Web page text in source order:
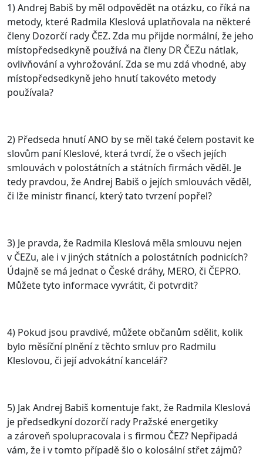
1) Andrej Babiš by měl odpovědět na otázku, co říká na
metody, které Radmila Kleslová uplatňovala na některé
členy Dozorčí rady ČEZ. Zda mu přijde normální, že jeho
místopředsedkyně používá na členy DR ČEZu nátlak,
ovlivňování a vyhrožování. Zda se mu zdá vhodné, aby
místopředsedkyně jeho hnutí takovéto metody
používala?
2) Předseda hnutí ANO by se měl také čelem postavit ke
slovům paní Kleslové, která tvrdí, že o všech jejích
smlouvách v polostátních a státních firmách věděl. Je
tedy pravdou, že Andrej Babiš o jejích smlouvách věděl,
či lže ministr financí, který tato tvrzení popřel?
3) Je pravda, že Radmila Kleslová měla smlouvu nejen
v ČEZu, ale i v jiných státních a polostátních podnicích?
Údajně se má jednat o České dráhy, MERO, či ČEPRO.
Můžete tyto informace vyvrátit, či potvrdit?
4) Pokud jsou pravdivé, můžete občanům sdělit, kolik
bylo měsíční plnění z těchto smluv pro Radmilu
Kleslovou, či její advokátní kancelář?
5) Jak Andrej Babiš komentuje fakt, že Radmila Kleslová
je předsedkyní dozorčí rady Pražské energetiky
a zároveň spolupracovala i s firmou ČEZ? Nepřipadá
vám, že i v tomto případě šlo o kolosální střet zájmů?